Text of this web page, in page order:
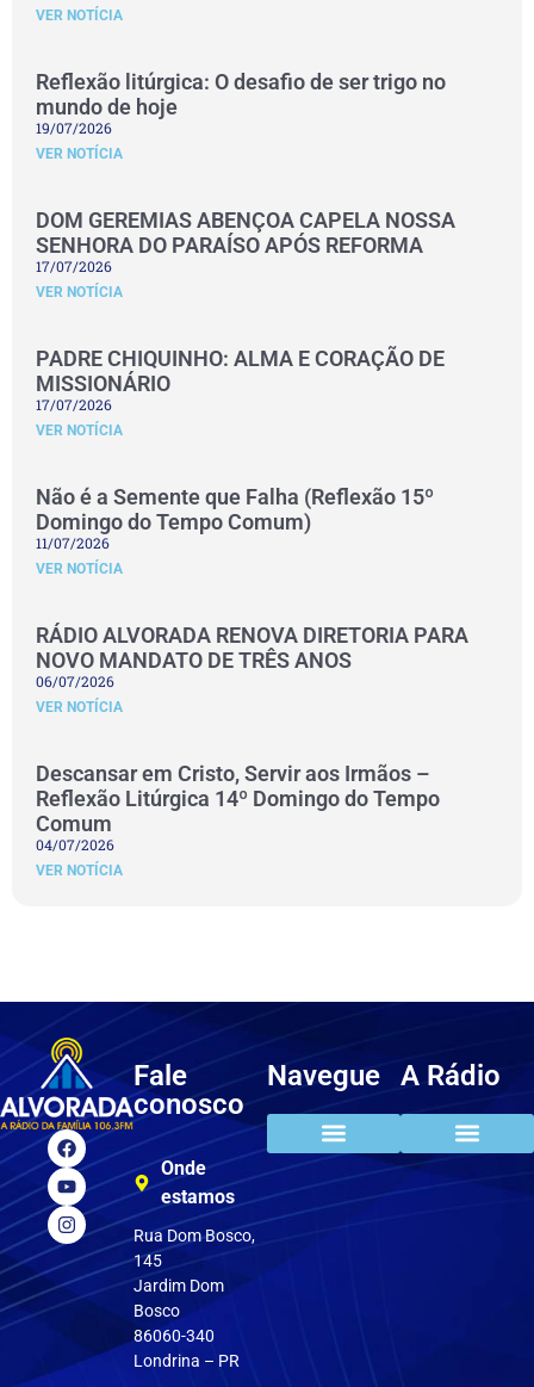
VER NOTÍCIA
Reflexão litúrgica: O desafio de ser trigo no
mundo de hoje
19/07/2026
VER NOTÍCIA
DOM GEREMIAS ABENÇOA CAPELA NOSSA
SENHORA DO PARAÍSO APÓS REFORMA
17/07/2026
VER NOTÍCIA
PADRE CHIQUINHO: ALMA E CORAÇÃO DE
MISSIONÁRIO
17/07/2026
VER NOTÍCIA
Não é a Semente que Falha (Reflexão 15º
Domingo do Tempo Comum)
11/07/2026
VER NOTÍCIA
RÁDIO ALVORADA RENOVA DIRETORIA PARA
NOVO MANDATO DE TRÊS ANOS
06/07/2026
VER NOTÍCIA
Descansar em Cristo, Servir aos Irmãos –
Reflexão Litúrgica 14º Domingo do Tempo
Comum
04/07/2026
VER NOTÍCIA
Fale
conosco
Onde
estamos
Rua Dom Bosco,
145
Jardim Dom
Bosco
86060-340
Londrina – PR
Navegue A Rádio